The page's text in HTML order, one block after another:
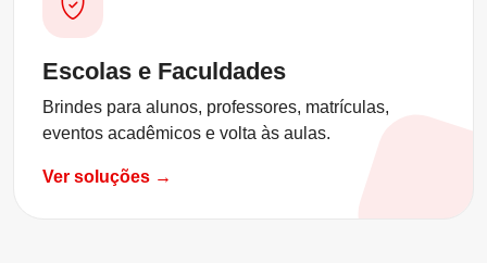
Escolas e Faculdades
Brindes para alunos, professores, matrículas,
eventos acadêmicos e volta às aulas.
Ver soluções →